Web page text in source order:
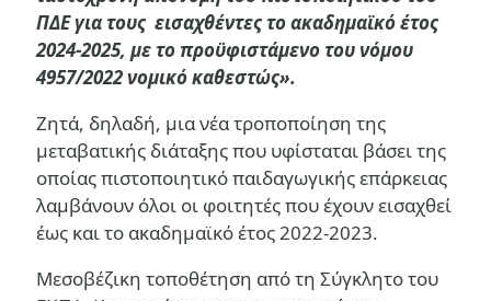
ΠΔΕ για τους εισαχθέντες το ακαδημαϊκό έτος
2024-2025, με το προϋφιστάμενο του νόμου
4957/2022 νομικό καθεστώς».
Ζητά, δηλαδή, μια νέα τροποποίηση της
μεταβατικής διάταξης που υφίσταται βάσει της
οποίας πιστοποιητικό παιδαγωγικής επάρκειας
λαμβάνουν όλοι οι φοιτητές που έχουν εισαχθεί
έως και το ακαδημαϊκό έτος 2022-2023.
Μεσοβέζικη τοποθέτηση από τη Σύγκλητο του